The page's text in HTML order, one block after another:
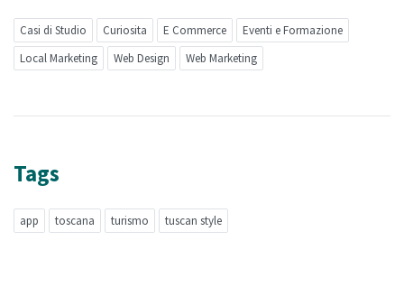
Casi di Studio Curiosita E Commerce
Eventi e Formazione
Local Marketing
Web Design Web Marketing
Tags
app toscana turismo tuscan style